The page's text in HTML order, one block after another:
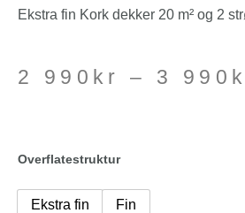
Ekstra fin Kork dekker 20 m² og 2
2 990 kr – 3 990
Overflatestruktur
Ekstra fin Fin